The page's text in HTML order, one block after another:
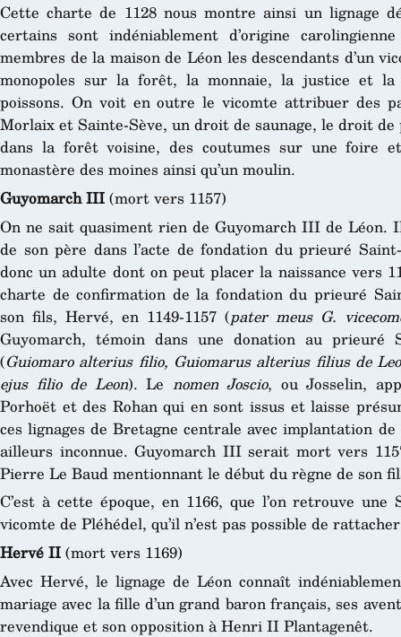
Cette charte de 1128 nous montre ainsi un lignage
certains sont indéniablement d’origine
membres de la maison de Léon les descendants d’un
monopoles sur la forêt, la monnaie, la justice et la
poissons. On voit en outre le vicomte attribuer des
Morlaix et Sainte-Sève, un droit de saunage, le droit
dans la forêt voisine, des coutumes sur une foire
monastère des moines ainsi qu’un moulin.
Guyomarch III (mort vers 1157)
On ne sait quasiment rien de Guyomarch III de Léon.
de son père dans l’acte de fondation du prieuré
donc un adulte dont on peut placer la naissance vers
charte de confirmation de la fondation du prieuré
son fils, Hervé, en 1149-1157 (pater meus G.
Guyomarch, témoin dans une donation au prieuré
(Guiomaro alterius filio, Guiomarus alterius filius de
ejus filio de Leon). Le nomen Joscio, ou Josselin,
Porhoët et des Rohan qui en sont issus et laisse
ces lignages de Bretagne centrale avec implantation
ailleurs inconnue. Guyomarch III serait mort vers
Pierre Le Baud mentionnant le début du règne de son
C’est à cette époque, en 1166, que l’on retrouve
vicomte de Pléhédel, qu’il n’est pas possible de
Hervé II (mort vers 1169)
Avec Hervé, le lignage de Léon connaît
mariage avec la fille d’un grand baron français, ses
revendique et son opposition à Henri II Plantagenêt.